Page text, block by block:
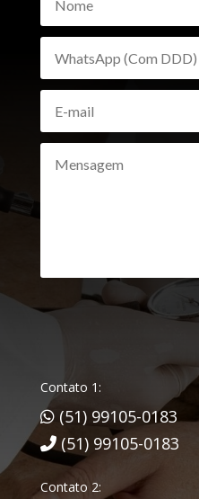
Contato 1:
(51) 99105-0183
(51) 99105-0183
Contato 2: